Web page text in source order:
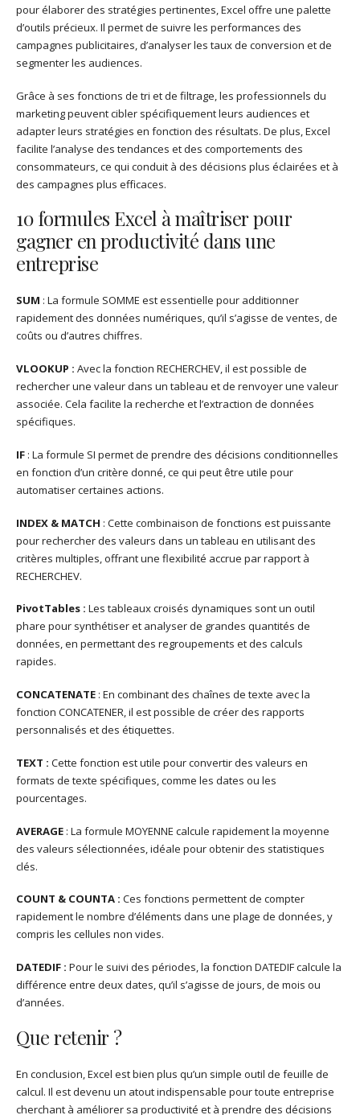
pour élaborer des stratégies pertinentes, Excel offre une palette
d’outils précieux. Il permet de suivre les performances des
campagnes publicitaires, d’analyser les taux de conversion et de
segmenter les audiences.
Grâce à ses fonctions de tri et de filtrage, les professionnels du
marketing peuvent cibler spécifiquement leurs audiences et
adapter leurs stratégies en fonction des résultats. De plus, Excel
facilite l’analyse des tendances et des comportements des
consommateurs, ce qui conduit à des décisions plus éclairées et à
des campagnes plus efficaces.
10 formules Excel à maîtriser pour
gagner en productivité dans une
entreprise
SUM : La formule SOMME est essentielle pour additionner
rapidement des données numériques, qu’il s’agisse de ventes, de
coûts ou d’autres chiffres.
VLOOKUP : Avec la fonction RECHERCHEV, il est possible de
rechercher une valeur dans un tableau et de renvoyer une valeur
associée. Cela facilite la recherche et l’extraction de données
spécifiques.
IF : La formule SI permet de prendre des décisions conditionnelles
en fonction d’un critère donné, ce qui peut être utile pour
automatiser certaines actions.
INDEX & MATCH : Cette combinaison de fonctions est puissante
pour rechercher des valeurs dans un tableau en utilisant des
critères multiples, offrant une flexibilité accrue par rapport à
RECHERCHEV.
PivotTables : Les tableaux croisés dynamiques sont un outil
phare pour synthétiser et analyser de grandes quantités de
données, en permettant des regroupements et des calculs
rapides.
CONCATENATE : En combinant des chaînes de texte avec la
fonction CONCATENER, il est possible de créer des rapports
personnalisés et des étiquettes.
TEXT : Cette fonction est utile pour convertir des valeurs en
formats de texte spécifiques, comme les dates ou les
pourcentages.
AVERAGE : La formule MOYENNE calcule rapidement la moyenne
des valeurs sélectionnées, idéale pour obtenir des statistiques
clés.
COUNT & COUNTA : Ces fonctions permettent de compter
rapidement le nombre d’éléments dans une plage de données, y
compris les cellules non vides.
DATEDIF : Pour le suivi des périodes, la fonction DATEDIF calcule la
différence entre deux dates, qu’il s’agisse de jours, de mois ou
d’années.
Que retenir ?
En conclusion, Excel est bien plus qu’un simple outil de feuille de
calcul. Il est devenu un atout indispensable pour toute entreprise
cherchant à améliorer sa productivité et à prendre des décisions